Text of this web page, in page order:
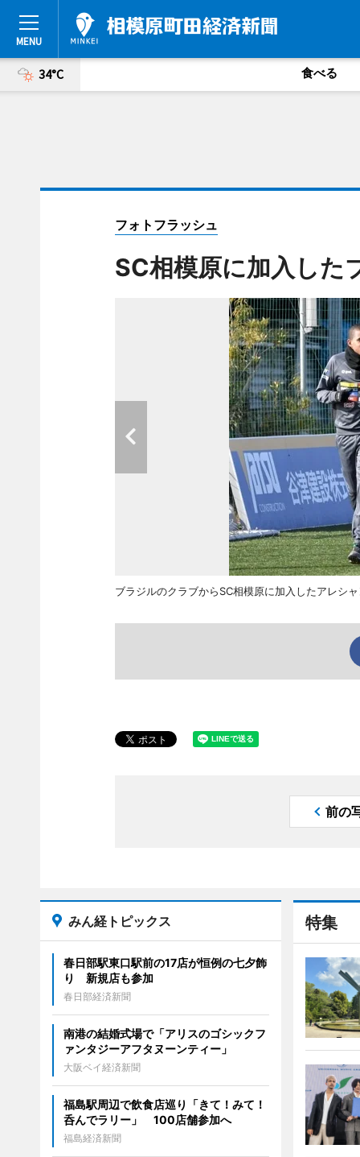
34°C 食べる
フォトフラッシュ
SC相模原に加入した
ブラジルのクラブからSC相模原に加入したアレシ
前の
特集
みん経トピックス
春日部駅東口駅前の17店が恒例の七夕飾
り 新規店も参加
春日部経済新聞
南港の結婚式場で「アリスのゴシックフ
ァンタジーアフタヌーンティー」
大阪ベイ経済新聞
福島駅周辺で飲食店巡り「きて！みて！
呑んでラリー」 100店舗参加へ
福島経済新聞